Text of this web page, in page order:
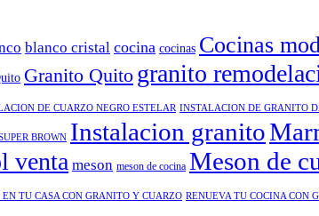
blanco cristal cocina cocinas Cocinas
Granito Quito granito
DE CUARZO NEGRO ESTELAR INSTALACION DE GRANITO
BROWN Instalacion granito
venta meson meson de cocina Meson de
EN TU CASA CON GRANITO Y CUARZO RENUEVA TU COCINA CON